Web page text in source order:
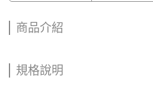
商品介紹
規格說明